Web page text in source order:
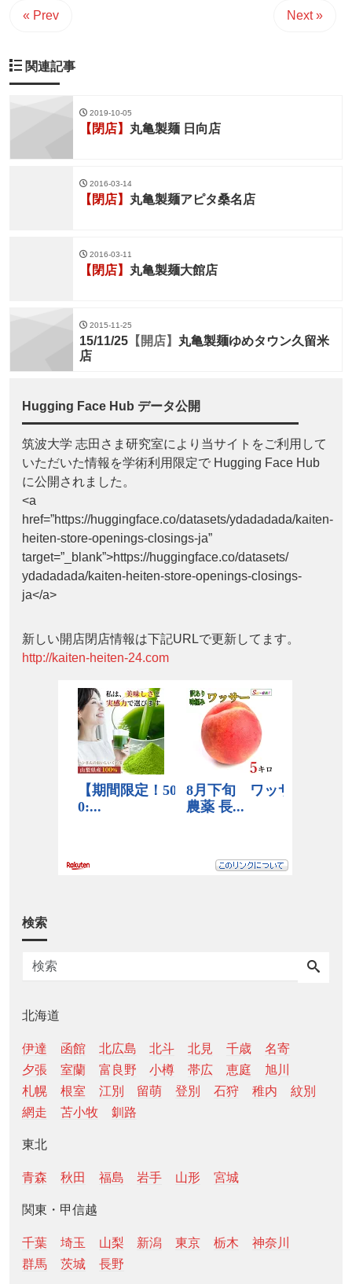
« Prev Next »
関連記事
2019-10-05
【閉店】 丸亀製麺 日向店
2016-03-14
【閉店】 丸亀製麺アピタ桑名店
2016-03-11
【閉店】 丸亀製麺大館店
2015-11-25
15/11/25 【開店】 丸亀製麺ゆめタウン久留米
店
Hugging Face Hub データ公開
筑波大学 志田さま研究室により当サイトをご利用して
いただいた情報を学術利用限定で Hugging Face Hub
に公開されました。
<a
href=”https://huggingface.co/datasets/ydadadada/kaiten-
heiten-store-openings-closings-ja”
target=”_blank”>https://huggingface.co/datasets/
ydadadada/kaiten-heiten-store-openings-closings-
ja</a>
新しい開店閉店情報は下記URLで更新してます。
http://kaiten-heiten-24.com
検索
北海道
伊達 函館 北広島 北斗 北見 千歳
名寄
夕張
室蘭 富良野 小樽 帯広 恵庭
旭川
札幌
根室 江別 留萌 登別 石狩 稚内
紋別
網走
苫小牧 釧路
東北
青森 秋田 福島 岩手 山形 宮城
関東・甲信越
千葉 埼玉 山梨 新潟 東京 栃木
神奈川
群馬
茨城 長野